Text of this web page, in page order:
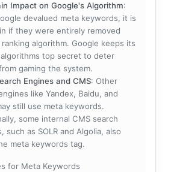
Impact on Google's Algorithm:
devalued meta keywords, it is
if they were entirely removed
algorithm. Google keeps its
top secret to deter
gaming the system.
Engines and CMS: Other
like Yandex, Baidu, and
still use meta keywords.
some internal CMS search
such as SOLR and Algolia, also
meta keywords tag.
for Meta Keywords